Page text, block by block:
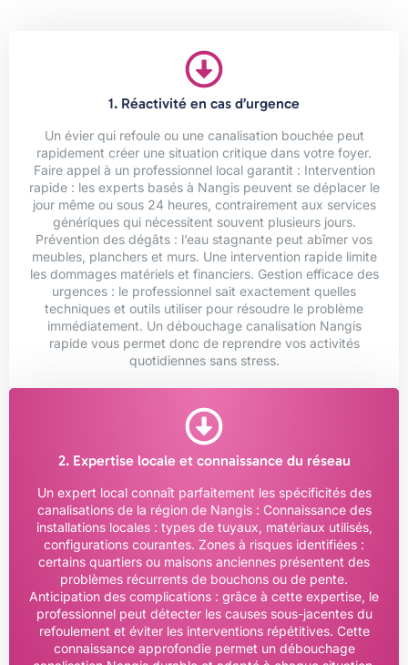
1. Réactivité en cas d’urgence
Un évier qui refoule ou une canalisation bouchée peut
rapidement créer une situation critique dans votre foyer.
Faire appel à un professionnel local garantit : Intervention
rapide : les experts basés à Nangis peuvent se déplacer le
jour même ou sous 24 heures, contrairement aux services
génériques qui nécessitent souvent plusieurs jours.
Prévention des dégâts : l’eau stagnante peut abîmer vos
meubles, planchers et murs. Une intervention rapide limite
les dommages matériels et financiers. Gestion efficace des
urgences : le professionnel sait exactement quelles
techniques et outils utiliser pour résoudre le problème
immédiatement. Un débouchage canalisation Nangis
rapide vous permet donc de reprendre vos activités
quotidiennes sans stress.
2. Expertise locale et connaissance du réseau
Un expert local connaît parfaitement les spécificités des
canalisations de la région de Nangis : Connaissance des
installations locales : types de tuyaux, matériaux utilisés,
configurations courantes. Zones à risques identifiées :
certains quartiers ou maisons anciennes présentent des
problèmes récurrents de bouchons ou de pente.
Anticipation des complications : grâce à cette expertise, le
professionnel peut détecter les causes sous-jacentes du
refoulement et éviter les interventions répétitives. Cette
connaissance approfondie permet un débouchage